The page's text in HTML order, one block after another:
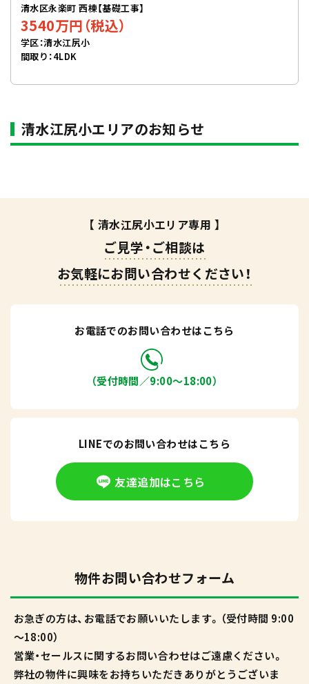
清水区永楽町 西棟【基礎工事】
3540万円（税込）
学区：清水江尻小
間取り：4LDK
清水江尻小エリアのお知らせ
【 清水江尻小エリア専用 】
ご見学・ご相談は
お気軽にお問い合わせください！
お電話でのお問い合わせはこちら
（受付時間／9:00〜18:00）
LINEでのお問い合わせはこちら
友達追加はこちら
物件お問い合わせフォーム
お急ぎの方は、お電話でお願いいたします。（受付時間 9:00
～18:00）
営業・セールスに関するお問い合わせはご遠慮ください。
弊社の物件に興味をお持ちいただきありがとうございま